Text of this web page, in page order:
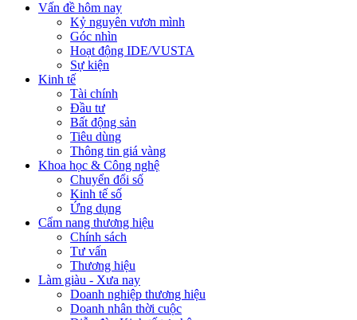
Vấn đề hôm nay
Kỷ nguyên vươn mình
Góc nhìn
Hoạt động IDE/VUSTA
Sự kiện
Kinh tế
Tài chính
Đầu tư
Bất động sản
Tiêu dùng
Thông tin giá vàng
Khoa học & Công nghệ
Chuyển đổi số
Kinh tế số
Ứng dụng
Cẩm nang thương hiệu
Chính sách
Tư vấn
Thương hiệu
Làm giàu - Xưa nay
Doanh nghiệp thương hiệu
Doanh nhân thời cuộc